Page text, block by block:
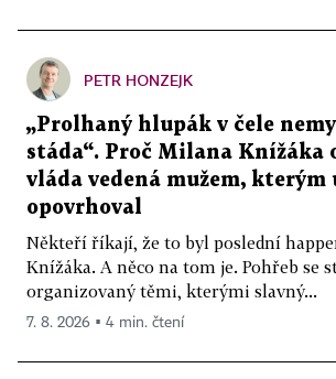
PETR HONZEJK
„Prolhaný hlupák v čele
stáda“. Proč Milana Knížáka
vláda vedená mužem, kterým
opovrhoval
Někteří říkají, že to byl poslední
Knížáka. A něco na tom je. Pohřeb se
organizovaný těmi, kterými slavný...
7. 8. 2026 ▪ 4 min. čtení